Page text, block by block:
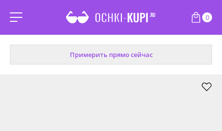
0
Примерить прямо сейчас